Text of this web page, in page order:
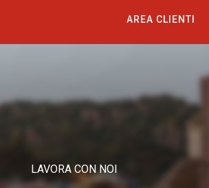
AREA CLIENTI
LAVORA CON NOI